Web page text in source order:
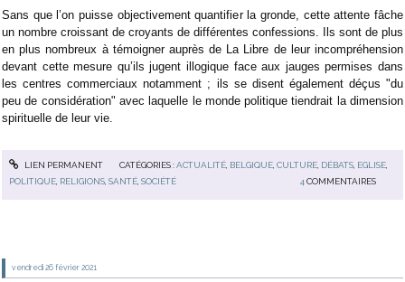
Sans que l’on puisse objectivement quantifier la gronde, cette attente fâche
un nombre croissant de croyants de différentes confessions. Ils sont de plus
en plus nombreux à témoigner auprès de La Libre de leur incompréhension
devant cette mesure qu’ils jugent illogique face aux jauges permises dans
les centres commerciaux notamment ; ils se disent également déçus "du
peu de considération" avec laquelle le monde politique tiendrait la dimension
spirituelle de leur vie.
LIEN PERMANENT CATÉGORIES :ACTUALITÉ, BELGIQUE, CULTURE, DÉBATS, EGLISE,
POLITIQUE RELIGIONS ,SANTÉ ,SOCIÉTÉ 4 COMMENTAIRES
vendredi 26 février 2021